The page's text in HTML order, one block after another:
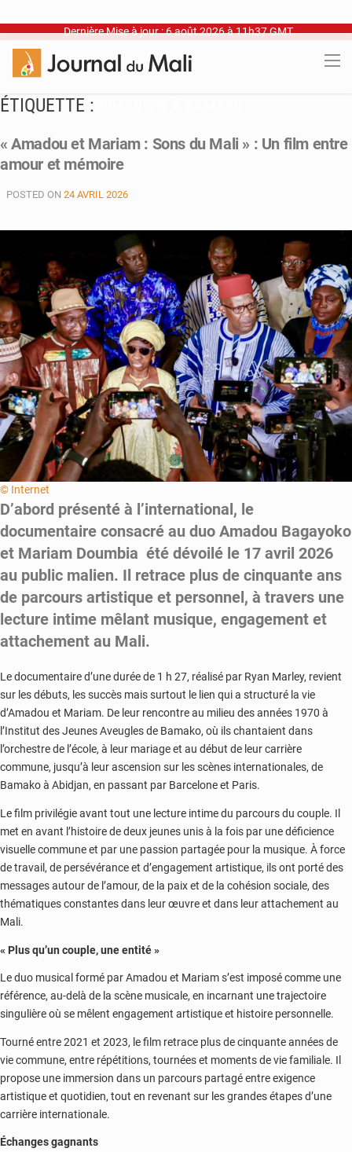
Dernière Mise à jour : 6 août 2026 à 11h37 GMT
ÉTIQUETTE :
« Amadou et Mariam : Sons du Mali » : Un film entre
amour et mémoire
POSTED ON 24 AVRIL 2026
© Internet
D’abord présenté à l’international, le
documentaire consacré au duo Amadou Bagayoko
et Mariam Doumbia été dévoilé le 17 avril 2026
au public malien. Il retrace plus de cinquante ans
de parcours artistique et personnel, à travers une
lecture intime mêlant musique, engagement et
attachement au Mali.
Le documentaire d’une durée de 1 h 27, réalisé par Ryan Marley, revient
sur les débuts, les succès mais surtout le lien qui a structuré la vie
d’Amadou et Mariam. De leur rencontre au milieu des années 1970 à
l’Institut des Jeunes Aveugles de Bamako, où ils chantaient dans
l’orchestre de l’école, à leur mariage et au début de leur carrière
commune, jusqu’à leur ascension sur les scènes internationales, de
Bamako à Abidjan, en passant par Barcelone et Paris.
Le film privilégie avant tout une lecture intime du parcours du couple. Il
met en avant l’histoire de deux jeunes unis à la fois par une déficience
visuelle commune et par une passion partagée pour la musique. À force
de travail, de persévérance et d’engagement artistique, ils ont porté des
messages autour de l’amour, de la paix et de la cohésion sociale, des
thématiques constantes dans leur œuvre et dans leur attachement au
Mali.
« Plus qu’un couple, une entité »
Le duo musical formé par Amadou et Mariam s’est imposé comme une
référence, au-delà de la scène musicale, en incarnant une trajectoire
singulière où se mêlent engagement artistique et histoire personnelle.
Tourné entre 2021 et 2023, le film retrace plus de cinquante années de
vie commune, entre répétitions, tournées et moments de vie familiale. Il
propose une immersion dans un parcours partagé entre exigence
artistique et quotidien, tout en revenant sur les grandes étapes d’une
carrière internationale.
Échanges gagnants